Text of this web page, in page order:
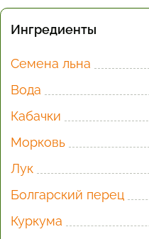
Ингредиенты
Семена льна
Вода
Кабачки
Морковь
Лук
Болгарский перец
Куркума